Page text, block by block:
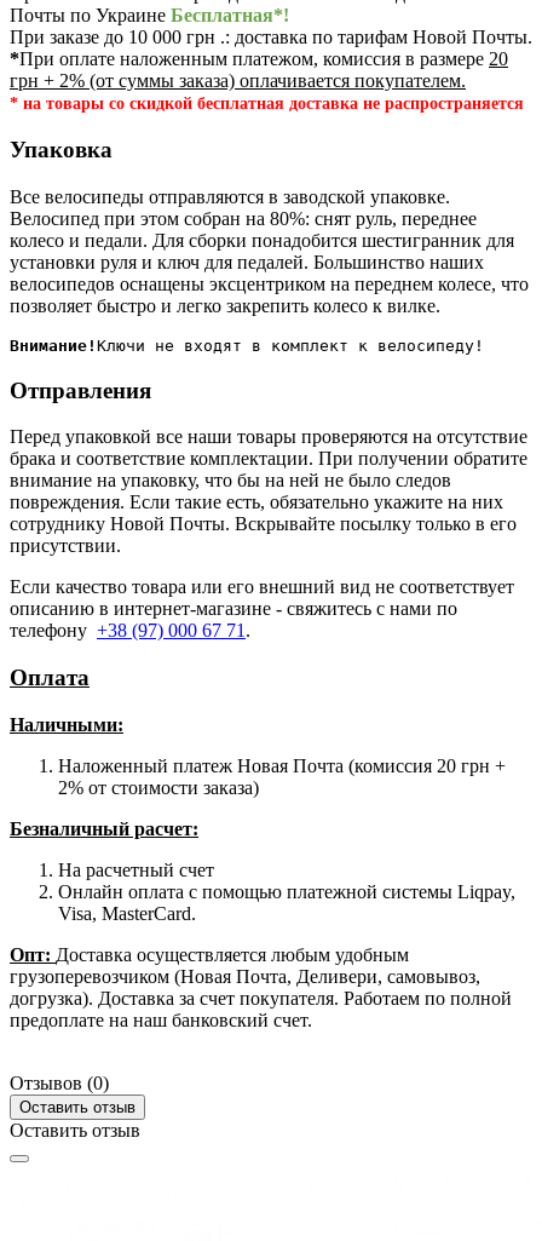
Почты по Украине Бесплатная*!
При заказе до 10 000 грн .: доставка по тарифам Новой Почты.
*При оплате наложенным платежом, комиссия в размере 20
грн + 2% (от суммы заказа) оплачивается покупателем.
* на товары со скидкой бесплатная доставка не распространяется
Упаковка
Все велосипеды отправляются в заводской упаковке.
Велосипед при этом собран на 80%: снят руль, переднее
колесо и педали. Для сборки понадобится шестигранник для
установки руля и ключ для педалей. Большинство наших
велосипедов оснащены эксцентриком на переднем колесе, что
позволяет быстро и легко закрепить колесо к вилке.
Внимание!
Отправления
Перед упаковкой все наши товары проверяются на отсутствие
брака и соответствие комплектации. При получении обратите
внимание на упаковку, что бы на ней не было следов
повреждения. Если такие есть, обязательно укажите на них
сотруднику Новой Почты. Вскрывайте посылку только в его
присутствии.
Если качество товара или его внешний вид не соответствует
описанию в интернет-магазине - свяжитесь с нами по
телефону +38 (97) 000 67 71 .
Оплата
Наличными:
Наложенный платеж Новая Почта (комиссия 20 грн +
2% от стоимости заказа)
Безналичный расчет:
На расчетный счет
Онлайн оплата с помощью платежной системы Liqpay,
Visa, MasterCard.
Опт: Доставка осуществляется любым удобным
грузоперевозчиком (Новая Почта, Деливери, самовывоз,
догрузка). Доставка за счет покупателя. Работаем по полной
предоплате на наш банковский счет.
Отзывов (0)
Оставить отзыв
Оставить отзыв